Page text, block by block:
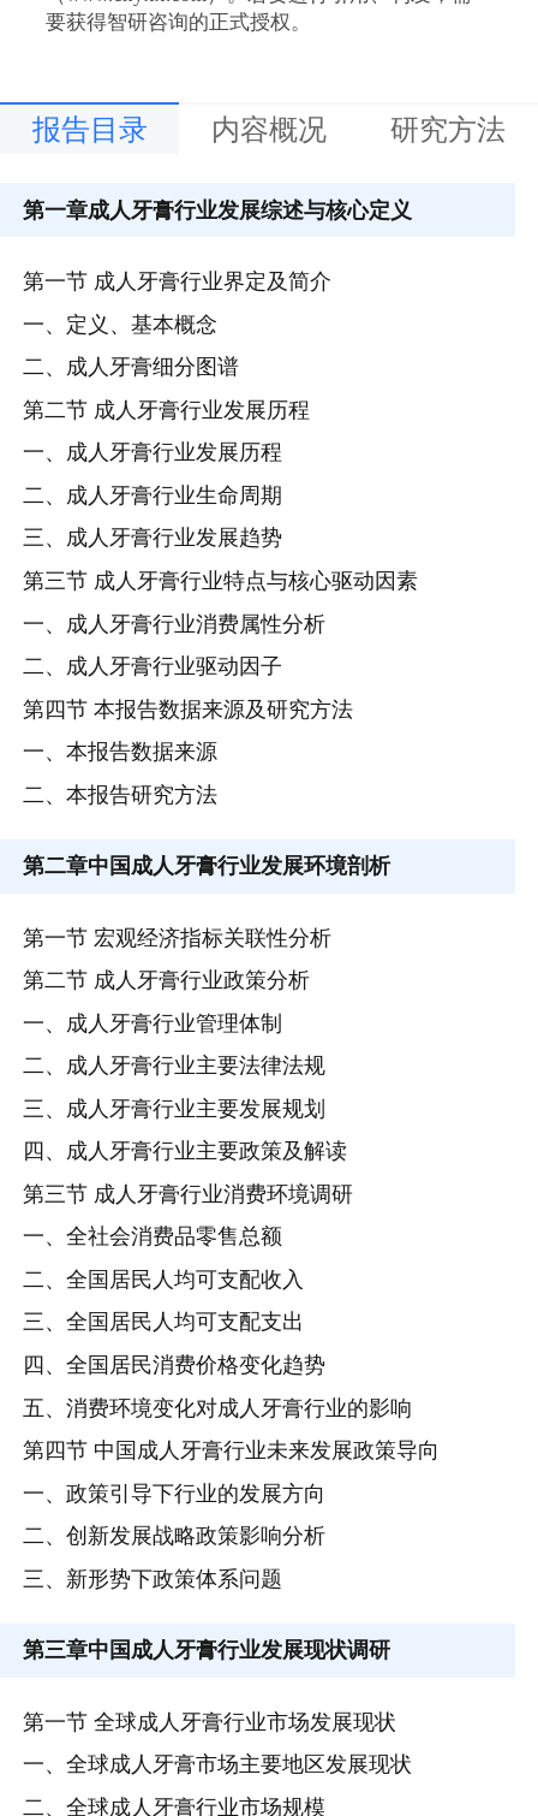
要获得智研咨询的正式授权。
报告目录 内容概况 研究方法
第一章成人牙膏行业发展综述与核心定义
第一节 成人牙膏行业界定及简介
一、定义、基本概念
二、成人牙膏细分图谱
第二节 成人牙膏行业发展历程
一、成人牙膏行业发展历程
二、成人牙膏行业生命周期
三、成人牙膏行业发展趋势
第三节 成人牙膏行业特点与核心驱动因素
一、成人牙膏行业消费属性分析
二、成人牙膏行业驱动因子
第四节 本报告数据来源及研究方法
一、本报告数据来源
二、本报告研究方法
第二章中国成人牙膏行业发展环境剖析
第一节 宏观经济指标关联性分析
第二节 成人牙膏行业政策分析
一、成人牙膏行业管理体制
二、成人牙膏行业主要法律法规
三、成人牙膏行业主要发展规划
四、成人牙膏行业主要政策及解读
第三节 成人牙膏行业消费环境调研
一、全社会消费品零售总额
二、全国居民人均可支配收入
三、全国居民人均可支配支出
四、全国居民消费价格变化趋势
五、消费环境变化对成人牙膏行业的影响
第四节 中国成人牙膏行业未来发展政策导向
一、政策引导下行业的发展方向
二、创新发展战略政策影响分析
三、新形势下政策体系问题
第三章中国成人牙膏行业发展现状调研
第一节 全球成人牙膏行业市场发展现状
一、全球成人牙膏市场主要地区发展现状
二、全球成人牙膏行业市场规模